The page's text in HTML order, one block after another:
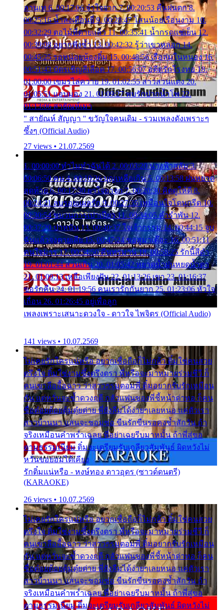
ลานเท 6. 00:17:06 จำใจจาก 7. 00:20:53 คืนฝนตก 8.
00:25:16 น้ำลงเดือนยี่ 9. 00:28:47 โสนน้อยเรือนงาม 10.
00:32:29 ตอไม้ที่ตายแล้ว 11. 00:35:41 น้ำกรดแช่เย็น 12.
00:39:08 อยากฟังซ้ำ 13. 00:42:32 รู้ว่าเขาหลอก 14.
00:45:25 รอหน่อยน้องติ๋ม 15. 00:48:56 เรือล่มในหนอง 16.
00:51:43 บัตรเชิญสีเลือด 17. 00:56:07 อดีตรักโรงทอ 18.
01:00:00 เขมรไล่ควาย 19. 01:02:55 สาวสวนแตง 20.
01:05:51 แอบมอง 21. 01:09:27 พบรักปากน้ำโพ 22.
01:13:06 สายัณห์เมา
" สายัณห์ สัญญา " ขวัญใจคนเดิม - รวมเพลงดังเพราะๆ
ซึ้งๆ (Official Audio)
27 views • 21.07.2569
1. 00:00:00 ทำไมทำฉันได้ 2. 00:03:20 นางฟ้าสลัม 3.
00:06:50 คน 4. 00:10:36 บุญเหลือเกิน 5. 00:13:58 ฝนหยาด
สุดท้าย 6. 00:17:30 ยาใจยาจก 7. 00:20:30 คิดดูให้ดี 8.
00:24:21 ลบรอยแผลรัก 9. 00:27:35 เหมือนใจโดนกรีด 10.
00:30:54 ขบวนการเปาเปียว 11. 00:34:05 คำรำพัน 12.
00:37:20 ปาหนัน 13. 00:40:37 ใจเจ้ากรรม 14. 00:44:15 จูบ
ฉันแล้วจงตายเสีย 15. 00:47:24 ขอสูมาเต๊อะ 16. 00:51:11
คนใจมาร 17. 00:54:50 คืนทรมาน 18. 00:58:25 รักนี้สีดำ
19. 01:01:44 ส่วนเกิน 20. 01:05:42 หยาดน้ำฝนหยดน้ำตา
21. 01:09:13 เหลือเพียงฝัน 22. 01:13:26 เขา 23. 01:16:37
ขอรักคืน 24. 01:19:56 คนเรารักกันยาก 25. 01:23:06 หัวใจ
เถื่อน 26. 01:26:45 อยู่เพื่อลูก
เพลงเพราะเสนาะดวงใจ - ดาวใจ ไพจิตร (Official Audio)
141 views • 10.07.2569
ไม่เคยรักใครแน่หรือ อยากเชื่อถือก็ไม่กล้า ติ๋มใช่คนสวย
ตรึงใจ ติ๋มใช่งามซึ้งตรึงตรา พี่หรือจะมาหมายร่วมชีวี ก็
คนเขาลืออื้อฉาว ว่าสาวๆรุมตอมพี่ ติ๋มอยากรับรักเหมือน
กัน แต่หวั่นจะช้ำดวงฤดี กลัวแฟนของพี่ชี้หน้าด่าทอ ก็คน
ชื่อต๋อยต้อยตุ้มตุ๋ยต่าย พี่ยังลืมได้ง่ายๆเลยหนอ แค่ตัวเรา
สาวบ้านนา แสนจะซอมซ่อ ขืนรักขืนรอคงช้ำสักวัน ถ้า
จริงเหมือนคำพร่ำเฉลย พี่อย่าเฉยรีบมาหมั้น ถ้าพี่สู่ขอ
ตามธรรมเนียม ติ๋มจะเตรียมรับเกลียวสัมพันธ์ ผิดหวังไม่
หวั่นขอยอมได้เคียง
รักติ๋มแน่หรือ - หงษ์ทอง ดาวอุดร (ซาวด์ดนตรี)
(KARAOKE)
26 views • 10.07.2569
ไม่เคยรักใครแน่หรือ อยากเชื่อถือก็ไม่กล้า ติ๋มใช่คนสวย
ตรึงใจ ติ๋มใช่งามซึ้งตรึงตรา พี่หรือจะมาหมายร่วมชีวี ก็
คนเขาลืออื้อฉาว ว่าสาวๆรุมตอมพี่ ติ๋มอยากรับรักเหมือน
กัน แต่หวั่นจะช้ำดวงฤดี กลัวแฟนของพี่ชี้หน้าด่าทอ ก็คน
ชื่อต๋อยต้อยตุ้มตุ๋ยต่าย พี่ยังลืมได้ง่ายๆเลยหนอ แค่ตัวเรา
สาวบ้านนา แสนจะซอมซ่อ ขืนรักขืนรอคงช้ำสักวัน ถ้า
จริงเหมือนคำพร่ำเฉลย พี่อย่าเฉยรีบมาหมั้น ถ้าพี่สู่ขอ
ตามธรรมเนียม ติ๋มจะเตรียมรับเกลียวสัมพันธ์ ผิดหวังไม่